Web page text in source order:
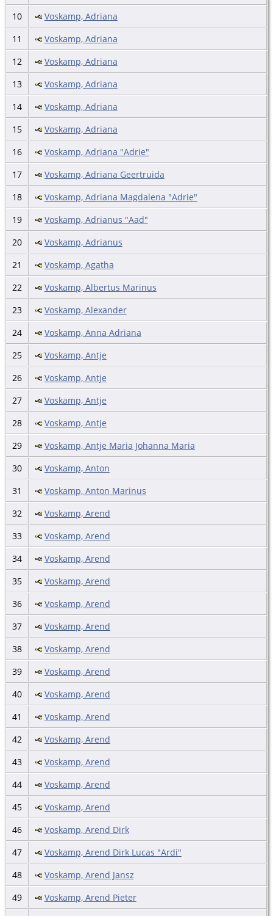
10
Voskamp, Adriana
11
Voskamp, Adriana
12
Voskamp, Adriana
13
Voskamp, Adriana
14
Voskamp, Adriana
15
Voskamp, Adriana
16
Voskamp, Adriana "Adrie"
17
Voskamp, Adriana Geertruida
18
Voskamp, Adriana Magdalena "Adrie"
19
Voskamp, Adrianus "Aad"
20
Voskamp, Adrianus
21
Voskamp, Agatha
22
Voskamp, Albertus Marinus
23
Voskamp, Alexander
24
Voskamp, Anna Adriana
25
Voskamp, Antje
26
Voskamp, Antje
27
Voskamp, Antje
28
Voskamp, Antje
29
Voskamp, Antje Maria Johanna Maria
30
Voskamp, Anton
31
Voskamp, Anton Marinus
32
Voskamp, Arend
33
Voskamp, Arend
34
Voskamp, Arend
35
Voskamp, Arend
36
Voskamp, Arend
37
Voskamp, Arend
38
Voskamp, Arend
39
Voskamp, Arend
40
Voskamp, Arend
41
Voskamp, Arend
42
Voskamp, Arend
43
Voskamp, Arend
44
Voskamp, Arend
45
Voskamp, Arend
46
Voskamp, Arend Dirk
47
Voskamp, Arend Dirk Lucas "Ardi"
48
Voskamp, Arend Jansz
49
Voskamp, Arend Pieter